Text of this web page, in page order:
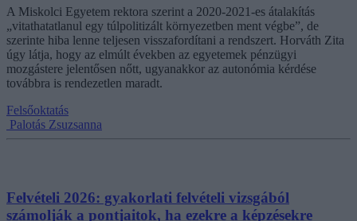
A Miskolci Egyetem rektora szerint a 2020-2021-es átalakítás
„vitathatatlanul egy túlpolitizált környezetben ment végbe”, de
szerinte hiba lenne teljesen visszafordítani a rendszert. Horváth Zita
úgy látja, hogy az elmúlt években az egyetemek pénzügyi
mozgástere jelentősen nőtt, ugyanakkor az autonómia kérdése
továbbra is rendezetlen maradt.
Felsőoktatás
Palotás Zsuzsanna
Felvételi 2026: gyakorlati felvételi vizsgából
számolják a pontjaitok, ha ezekre a képzésekre